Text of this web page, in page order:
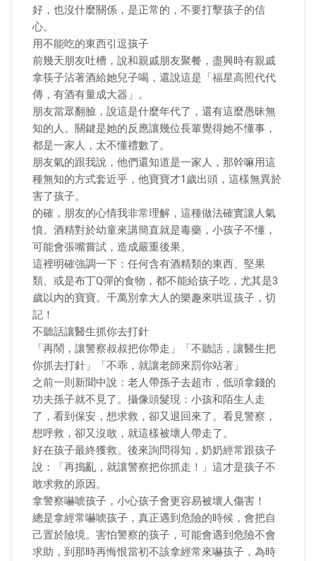
好，也沒什麼關係，是正常的，不要打擊孩子的信
心。
用不能吃的東西引逗孩子
前幾天朋友吐槽，說和親戚朋友聚餐，盡興時有親戚
拿筷子沾著酒給她兒子喝，還說這是「福星高照代代
傳，有酒有量成大器」。
朋友當眾翻臉，說這是什麼年代了，還有這麼愚昧無
知的人。關鍵是她的反應讓幾位長輩覺得她不懂事，
都是一家人，太不懂禮數了。
朋友氣的跟我說，他們還知道是一家人，那幹嘛用這
種無知的方式套近乎，他寶寶才1歲出頭，這樣無異於
害了孩子。
的確，朋友的心情我非常理解，這種做法確實讓人氣
憤。酒精對於幼童來講簡直就是毒藥，小孩子不懂，
可能會張嘴嘗試，造成嚴重後果。
這裡明確強調一下：任何含有酒精類的東西、堅果
類、或是布丁Q彈的食物，都不能給孩子吃，尤其是3
歲以內的寶寶。千萬別拿大人的樂趣來哄逗孩子，切
記！
不聽話讓醫生抓你去打針
「再鬧，讓警察叔叔把你帶走」「不聽話，讓醫生把
你抓去打針」「不乖，就讓老師來罰你站著」
之前一則新聞中說：老人帶孫子去超市，低頭拿錢的
功夫孫子就不見了。攝像頭髮現：小孩和陌生人走
了，看到保安，想求救，卻又退回來了。看見警察，
想呼救，卻又沒敢，就這樣被壞人帶走了。
好在孩子最終獲救。後來詢問得知，奶奶經常跟孩子
說：「再搗亂，就讓警察把你抓走！」這才是孩子不
敢求救的原因。
拿警察嚇唬孩子，小心孩子會更容易被壞人傷害！
總是拿經常嚇唬孩子，真正遇到危險的時候，會把自
己置於險境。害怕警察的孩子，可能會遇到危險不會
求助，到那時再悔恨當初不該拿經常來嚇孩子，為時